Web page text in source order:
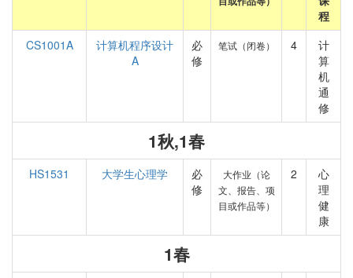
程
CS1001A
计算机程序设计
A
必
修
笔试（闭卷） 4
计
算
机
通
修
1秋,1春
HS1531 大学生心理学
必
修
大作业（论
文、报告、项
目或作品等）
2
心
理
健
康
1春